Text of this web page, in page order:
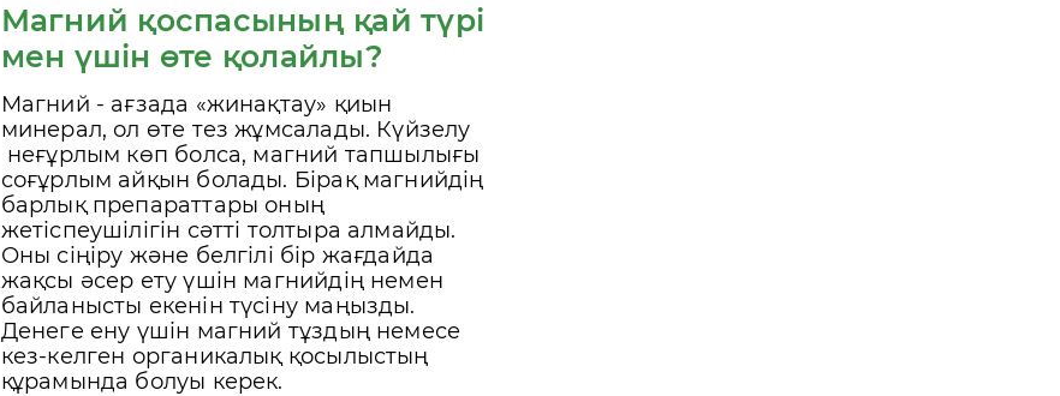
Магний қоспасының қай түрі
мен үшін өте қолайлы?
Магний - ағзада «жинақтау» қиын
минерал, ол өте тез жұмсалады. Күйзелу
неғұрлым көп болса, магний тапшылығы
соғұрлым айқын болады. Бірақ магнийдің
барлық препараттары оның
жетіспеушілігін сәтті толтыра алмайды.
Оны сіңіру және белгілі бір жағдайда
жақсы әсер ету үшін магнийдің немен
байланысты екенін түсіну маңызды.
Денеге ену үшін магний тұздың немесе
кез-келген органикалық қосылыстың
құрамында болуы керек.